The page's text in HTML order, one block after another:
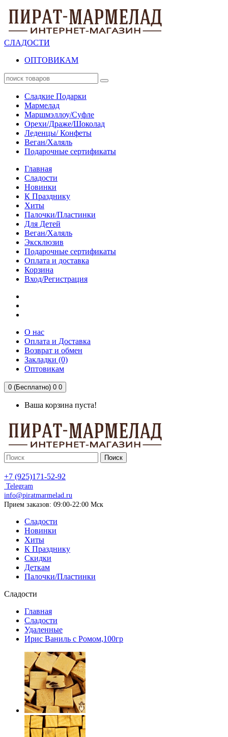
СЛАДОСТИ
ОПТОВИКАМ
Сладкие Подарки
Мармелад
Маршмэллоу/Суфле
Орехи/Драже/Шоколад
Леденцы/ Конфеты
Веган/Халяль
Подарочные сертификаты
Главная
Сладости
Новинки
К Празднику
Хиты
Палочки/Пластинки
Для Детей
Веган/Халяль
Эксклюзив
Подарочные сертификаты
Оплата и доставка
Корзина
Вход/Регистрация
О нас
Оплата и Доставка
Возврат и обмен
Закладки (0)
Оптовикам
0 (Бесплатно) 0 0
Ваша корзина пуста!
Поиск
+7 (925)171-52-92
Telegram
info@piratmarmelad.ru
Прием заказов: 09:00-22:00 Мск
Сладости
Новинки
Хиты
К Празднику
Скидки
Деткам
Палочки/Пластинки
Сладости
Главная
Сладости
Удаленные
Ирис Ваниль с Ромом,100гр